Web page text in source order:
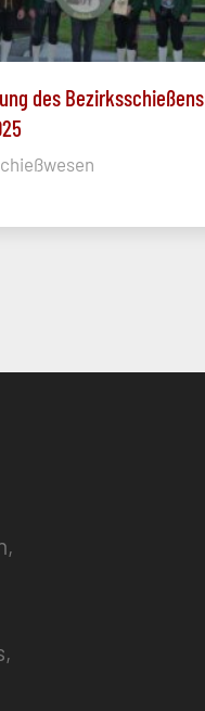
des Bezirksschießens